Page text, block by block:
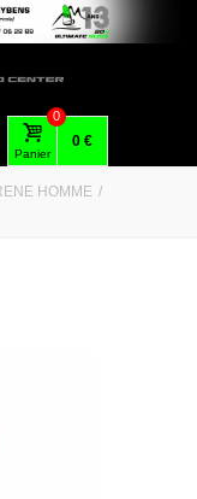
Panier
0
0 €
HOMME /